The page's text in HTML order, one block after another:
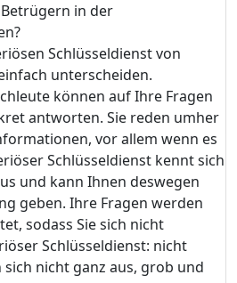
in der
Schlüsseldienst von
unterscheiden.
können auf Ihre Fragen
antworten. Sie reden umher
vor allem wenn es
Schlüsseldienst kennt sich
und kann Ihnen deswegen
geben. Ihre Fragen werden
sodass Sie sich nicht
Schlüsseldienst: nicht
nicht ganz aus, grob und